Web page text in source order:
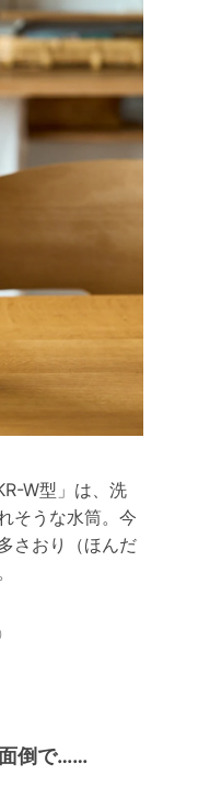
W型」は、洗
そうな水筒。今
さおり（ほんだ
倒で……